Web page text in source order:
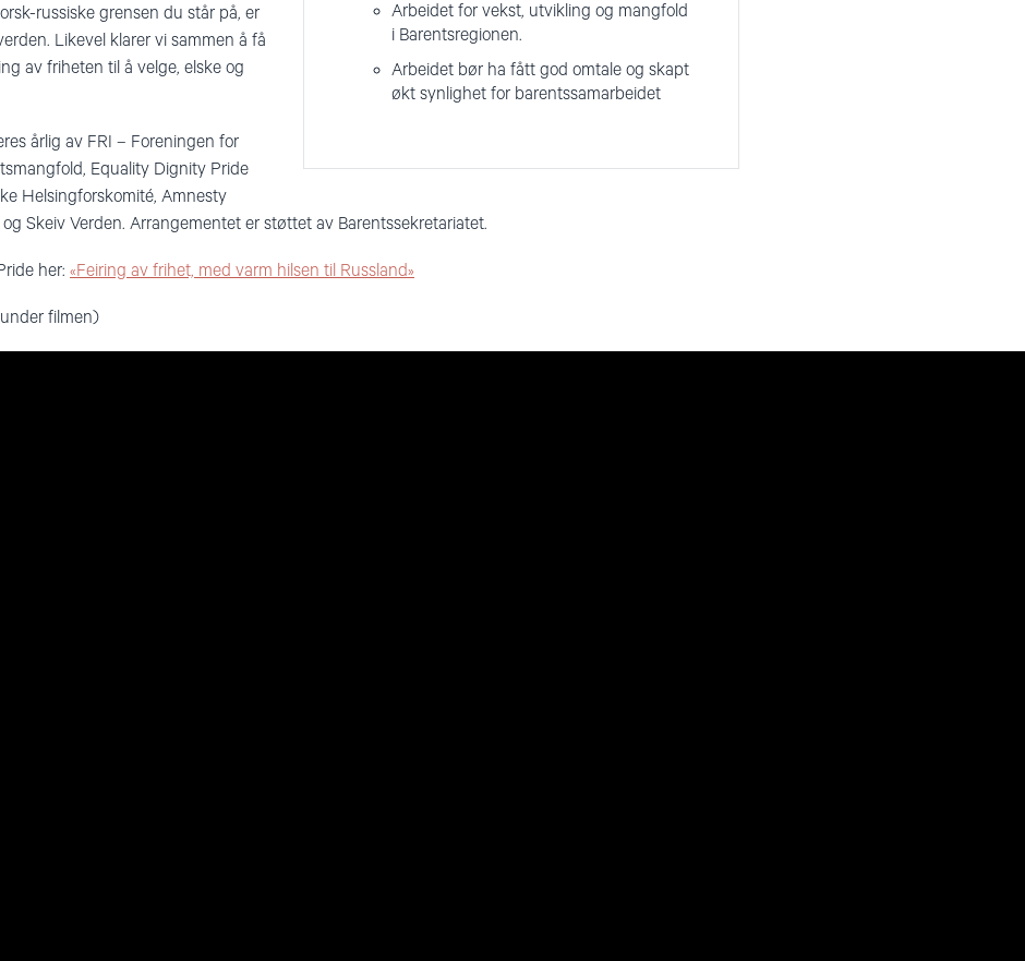
Arbeidet for vekst, utvikling og mangfold
i Barentsregionen.
Arbeidet bør ha fått god omtale og skapt
økt synlighet for barentssamarbeidet
russiske grensen du står på, er
Likevel klarer vi sammen å få
av friheten til å velge, elske og
årlig av FRI – Foreningen for
Equality Dignity Pride
Helsingforskomité, Amnesty
Skeiv Verden. Arrangementet er støttet av Barentssekretariatet.
her: «Feiring av frihet, med varm hilsen til Russland»
filmen)